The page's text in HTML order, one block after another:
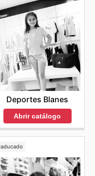
Deportes Blanes
Abrir catálogo